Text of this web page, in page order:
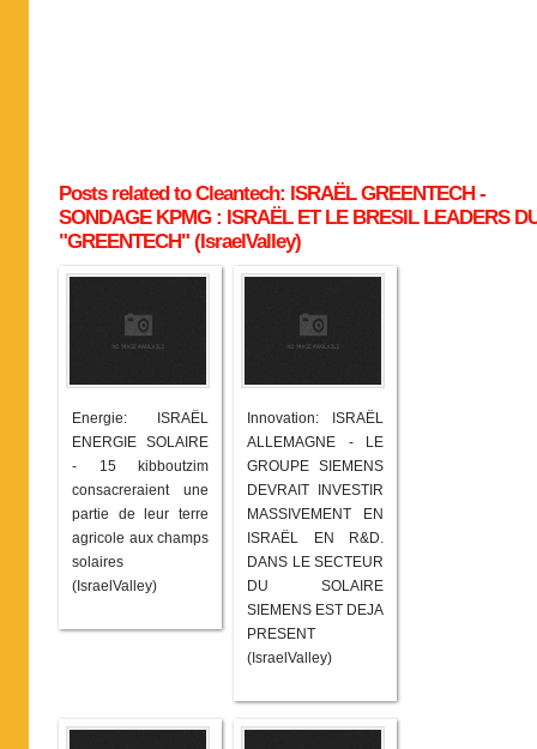
Posts related to Cleantech: ISRAËL GREENTECH -
SONDAGE KPMG : ISRAËL ET LE BRESIL LEADERS
"GREENTECH" (IsraelValley)
Energie: ISRAËL
ENERGIE SOLAIRE
- 15 kibboutzim
consacreraient une
partie de leur terre
agricole aux champs
solaires
(IsraelValley)
Innovation: ISRAËL
ALLEMAGNE - LE
GROUPE SIEMENS
DEVRAIT INVESTIR
MASSIVEMENT EN
ISRAËL EN R&D.
DANS LE SECTEUR
DU SOLAIRE
SIEMENS EST DEJA
PRESENT
(IsraelValley)